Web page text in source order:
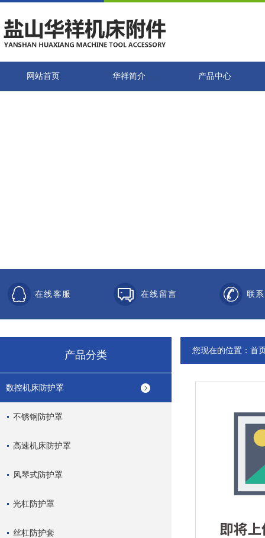
网站首页 华祥简介 产品中心
在线客服 在线留言 联
产品分类
数控机床防护罩
不锈钢防护罩
高速机床防护罩
风琴式防护罩
光杠防护罩
丝杠防护套
您现在的位置： 首